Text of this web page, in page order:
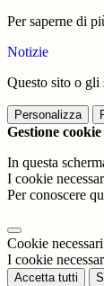
Per saperne di
Notizie
Questo sito o gli
Personalizza
Gestione cookie
In questa
I cookie
Per conoscere
Cookie
I cookie
Accetta tutti